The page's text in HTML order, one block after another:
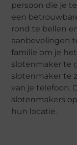
persoon die je
een
rond te bellen
aanbevelingen
familie om je
slotenmaker te
slotenmaker te
van je telefoon.
slotenmakers
hun locatie.